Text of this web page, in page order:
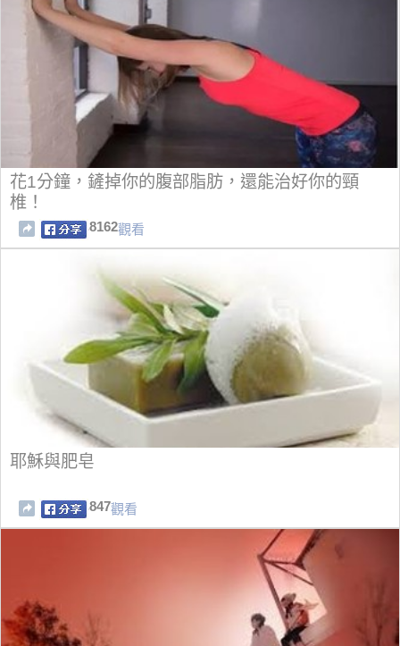
花1分鐘，鏟掉你的腹部脂肪，還能治好你的頸
椎！
8162觀看
耶穌與肥皂
847觀看